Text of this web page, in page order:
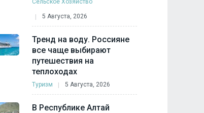
Сельское Хозяйство
5 Августа, 2026
Тренд на воду. Россияне
все чаще выбирают
путешествия на
теплоходах
Туризм 5 Августа, 2026
В Республике Алтай